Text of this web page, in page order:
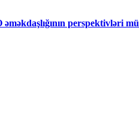
perspektivləri